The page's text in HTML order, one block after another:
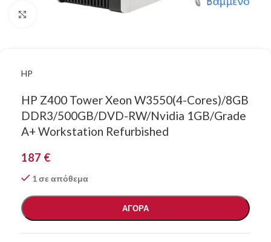
Κάντε κλικ για μεγέθυνση
HP
HP Z400 Tower Xeon W3550(4-Cores)/8GB
DDR3/500GB/DVD-RW/Nvidia 1GB/Grade
A+ Workstation Refurbished
187 €
1 σε απόθεμα
ΑΓΟΡΑ